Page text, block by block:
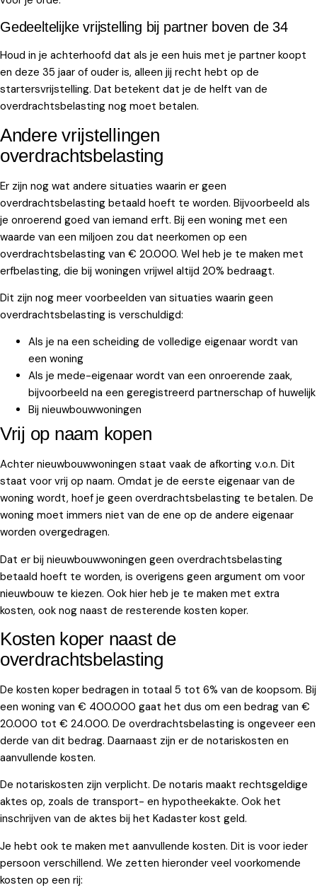
Gedeeltelijke vrijstelling bij partner boven de 34
Houd in je achterhoofd dat als je een huis met je partner koopt
en deze 35 jaar of ouder is, alleen jij recht hebt op de
startersvrijstelling. Dat betekent dat je de helft van de
overdrachtsbelasting nog moet betalen.
Andere vrijstellingen
overdrachtsbelasting
Er zijn nog wat andere situaties waarin er geen
overdrachtsbelasting betaald hoeft te worden. Bijvoorbeeld als
je onroerend goed van iemand erft. Bij een woning met een
waarde van een miljoen zou dat neerkomen op een
overdrachtsbelasting van € 20.000. Wel heb je te maken met
erfbelasting, die bij woningen vrijwel altijd 20% bedraagt.
Dit zijn nog meer voorbeelden van situaties waarin geen
overdrachtsbelasting is verschuldigd:
Als je na een scheiding de volledige eigenaar wordt van
een woning
Als je mede-eigenaar wordt van een onroerende zaak,
bijvoorbeeld na een geregistreerd partnerschap of huwelijk
Bij nieuwbouwwoningen
Vrij op naam kopen
Achter nieuwbouwwoningen staat vaak de afkorting v.o.n. Dit
staat voor vrij op naam. Omdat je de eerste eigenaar van de
woning wordt, hoef je geen overdrachtsbelasting te betalen. De
woning moet immers niet van de ene op de andere eigenaar
worden overgedragen.
Dat er bij nieuwbouwwoningen geen overdrachtsbelasting
betaald hoeft te worden, is overigens geen argument om voor
nieuwbouw te kiezen. Ook hier heb je te maken met extra
kosten, ook nog naast de resterende kosten koper.
Kosten koper naast de
overdrachtsbelasting
De kosten koper bedragen in totaal 5 tot 6% van de koopsom. Bij
een woning van € 400.000 gaat het dus om een bedrag van €
20.000 tot € 24.000. De overdrachtsbelasting is ongeveer een
derde van dit bedrag. Daarnaast zijn er de notariskosten en
aanvullende kosten.
De notariskosten zijn verplicht. De notaris maakt rechtsgeldige
aktes op, zoals de transport- en hypotheekakte. Ook het
inschrijven van de aktes bij het Kadaster kost geld.
Je hebt ook te maken met aanvullende kosten. Dit is voor ieder
persoon verschillend. We zetten hieronder veel voorkomende
kosten op een rij: